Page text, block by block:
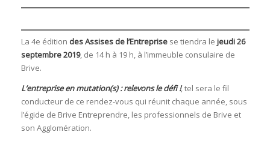
La 4e édition des Assises de l’Entreprisese tiendra le jeudi 26
septembre 2019, de 14 h à 19 h, à l’immeuble consulaire de
Brive.
L’entreprise en mutation(s) : relevons le défi !, tel sera le fil
conducteur de ce rendez-vous qui réunit chaque année, sous
l’égide de Brive Entreprendre, les professionnels de Brive et
son Agglomération.